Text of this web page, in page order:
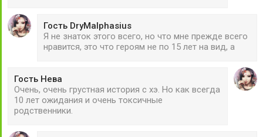
Гость DryMalphasius
Я не знаток этого всего, но что мне прежде всего
нравится, это что героям не по 15 лет на вид, а
Гость Нева
Очень, очень грустная история с хэ. Но как всегда
10 лет ожидания и очень токсичные
родственники.